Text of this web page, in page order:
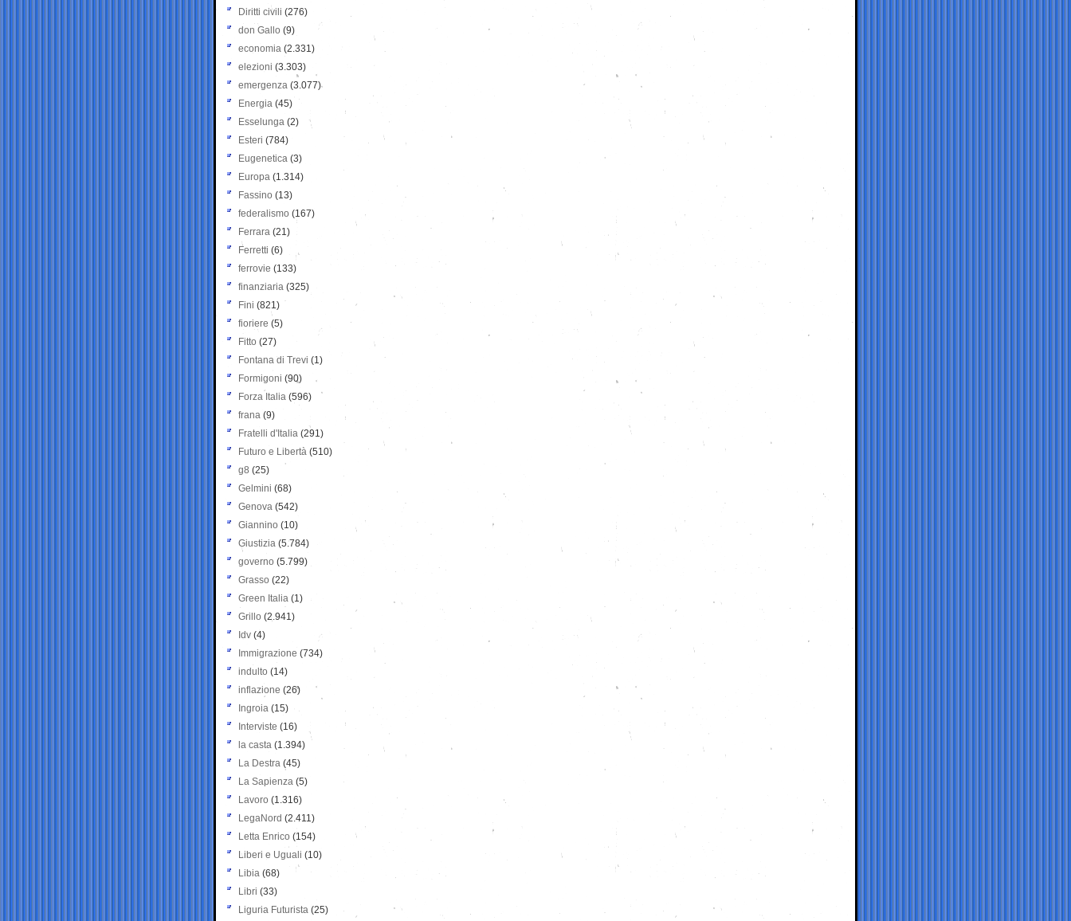
Diritti civili (276)
don Gallo (9)
economia (2.331)
elezioni (3.303)
emergenza (3.077)
Energia (45)
Esselunga (2)
Esteri (784)
Eugenetica (3)
Europa (1.314)
Fassino (13)
federalismo (167)
Ferrara (21)
Ferretti (6)
ferrovie (133)
finanziaria (325)
Fini (821)
fioriere (5)
Fitto (27)
Fontana di Trevi (1)
Formigoni (90)
Forza Italia (596)
frana (9)
Fratelli d'Italia (291)
Futuro e Libertà (510)
g8 (25)
Gelmini (68)
Genova (542)
Giannino (10)
Giustizia (5.784)
governo (5.799)
Grasso (22)
Green Italia (1)
Grillo (2.941)
Idv (4)
Immigrazione (734)
indulto (14)
inflazione (26)
Ingroia (15)
Interviste (16)
la casta (1.394)
La Destra (45)
La Sapienza (5)
Lavoro (1.316)
LegaNord (2.411)
Letta Enrico (154)
Liberi e Uguali (10)
Libia (68)
Libri (33)
Liguria Futurista (25)